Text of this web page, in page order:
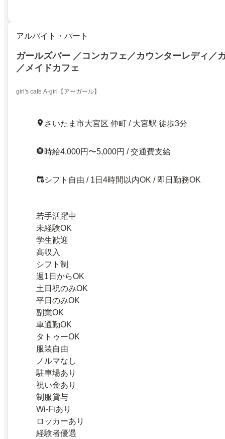
アルバイト・パート
ガールズバー ／コンカフェ／カウンターレディ／
／メイドカフェ
girl's cafe A-girl【アーガール】
さいたま市大宮区 仲町 / 大宮駅 徒歩3分
時給4,000円〜5,000円 / 交通費支給
シフト自由 / 1日4時間以内OK / 即日勤務OK
若手活躍中
未経験OK
学生歓迎
高収入
シフト制
週1日からOK
土日祝のみOK
平日のみOK
副業OK
車通勤OK
タトゥーOK
服装自由
ノルマなし
駐車場あり
祝い金あり
制服貸与
Wi-Fiあり
ロッカーあり
経験者優遇